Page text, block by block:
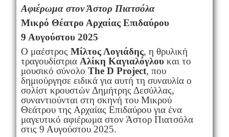
Αφιέρωμα στον Άστορ Πιατσόλα
Μικρό Θέατρο Αρχαίας Επιδαύρου
9 Αυγούστου 2025
Ο μαέστρος Μίλτος Λογιάδης, η θρυλική
τραγουδίστρια Αλίκη Καγιαλόγλου και το
μουσικό σύνολο The D Project, που
δημιούργησε ειδικά για αυτή τη συναυλία ο
σολίστ κρουστών Δημήτρης Δεσύλλας,
συναντιούνται στη σκηνή του Μικρού
Θεάτρου της Αρχαίας Επιδαύρου για ένα
μαγευτικό αφιέρωμα στον Άστορ Πιατσόλα
στις 9 Αυγούστου 2025.